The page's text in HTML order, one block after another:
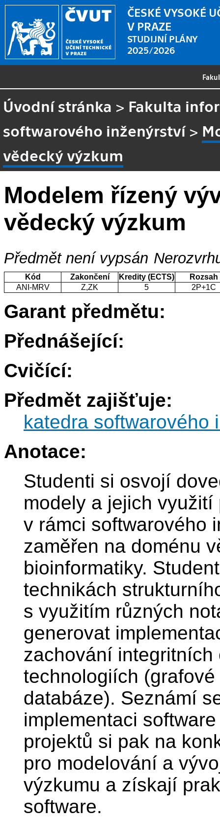
ČESKÉ VYSOKÉ
V PRAZE
STUDIJNÍ PLÁNY
2025/2026
Úvodní stránka > Fakulta
softwarového inženýrství>
vědecký výzkum
Modelem řízený
vědecký výzkum
Předmět není vypsán
Kód Zakončení Kredity (ECTS)
Rozsah
ANI-MRV
Z,ZK 5 2P+1C
Garant předmětu:
Přednášející:
Cvičící:
Předmět zajišťuje:
katedra softwarového
Anotace:
Studenti si osvojí
modely a jejich
v rámci softwarového
zaměřen na doménu
bioinformatiky.
technikách
s využitím různých
generovat
zachování
technologiích
databáze). Seznámí
implementaci
projektů si pak na
pro modelování a
výzkumu a získají
software.